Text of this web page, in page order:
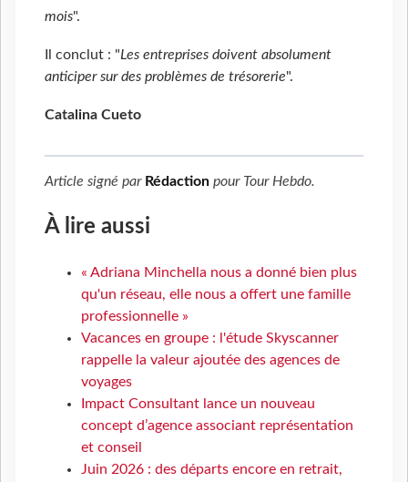
mois".
Il conclut : "Les entreprises doivent absolument
anticiper sur des problèmes de trésorerie".
Catalina Cueto
Article signé par Rédaction pour Tour Hebdo.
À lire aussi
« Adriana Minchella nous a donné bien plus
qu'un réseau, elle nous a offert une famille
professionnelle »
Vacances en groupe : l'étude Skyscanner
rappelle la valeur ajoutée des agences de
voyages
Impact Consultant lance un nouveau
concept d’agence associant représentation
et conseil
Juin 2026 : des départs encore en retrait,